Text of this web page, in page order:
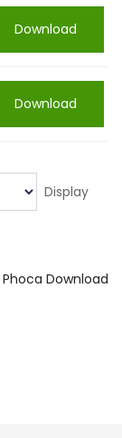
Download
Download
Display
Phoca Download